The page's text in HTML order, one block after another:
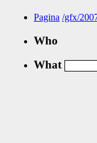
Pagina /gfx/
Who
What